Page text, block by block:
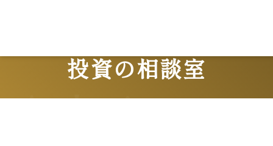
投資の相談室
Advisors